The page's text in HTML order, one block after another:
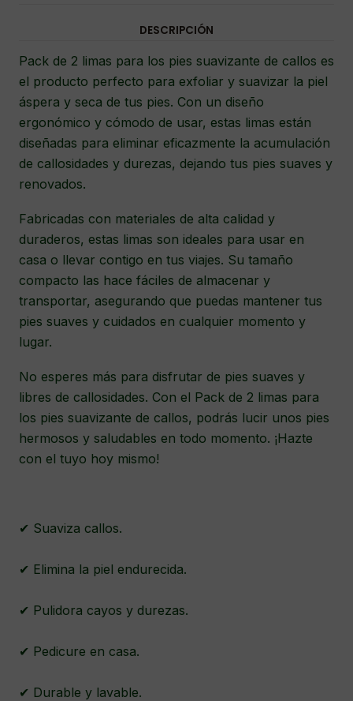
DESCRIPCIÓN
Pack de 2 limas para los pies suavizante de callos es
el producto perfecto para exfoliar y suavizar la piel
áspera y seca de tus pies. Con un diseño
ergonómico y cómodo de usar, estas limas están
diseñadas para eliminar eficazmente la acumulación
de callosidades y durezas, dejando tus pies suaves y
renovados.
Fabricadas con materiales de alta calidad y
duraderos, estas limas son ideales para usar en
casa o llevar contigo en tus viajes. Su tamaño
compacto las hace fáciles de almacenar y
transportar, asegurando que puedas mantener tus
pies suaves y cuidados en cualquier momento y
lugar.
No esperes más para disfrutar de pies suaves y
libres de callosidades. Con el Pack de 2 limas para
los pies suavizante de callos, podrás lucir unos pies
hermosos y saludables en todo momento. ¡Hazte
con el tuyo hoy mismo!
✔ Suaviza callos.
✔ Elimina la piel endurecida.
✔ Pulidora cayos y durezas.
✔ Pedicure en casa.
✔ Durable y lavable.